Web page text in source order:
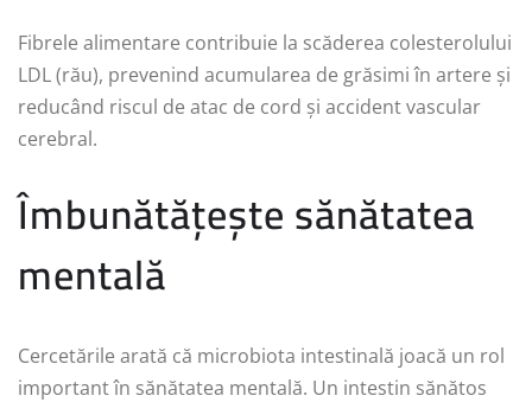
Fibrele alimentare contribuie la scăderea colesterolului
LDL (rău), prevenind acumularea de grăsimi în artere și
reducând riscul de atac de cord și accident vascular
cerebral.
Îmbunătățește sănătatea
mentală
Cercetările arată că microbiota intestinală joacă un rol
important în sănătatea mentală. Un intestin sănătos